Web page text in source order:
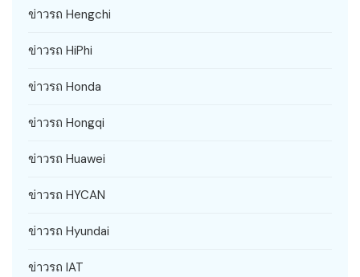
ข่าวรถ Hengchi
ข่าวรถ HiPhi
ข่าวรถ Honda
ข่าวรถ Hongqi
ข่าวรถ Huawei
ข่าวรถ HYCAN
ข่าวรถ Hyundai
ข่าวรถ IAT